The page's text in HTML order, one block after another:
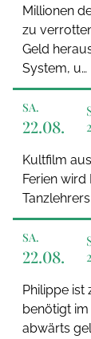
Millionen
zu
Geld
System, u…
SA.
22.08.
Kultfilm
Ferien
SA.
22.08.
Philippe ist
benötigt
abwärts